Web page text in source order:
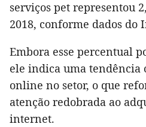
serviços pet representou
2018, conforme dados do
Embora esse percentual
ele indica uma tendência
online no setor, o que
atenção redobrada ao
internet.​